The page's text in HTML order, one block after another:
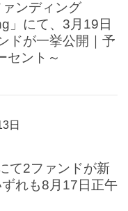
ンディング
」にて、3月19日
ドが一挙公開｜予
セント～
日
て2ファンドが新
れも8月17日正午